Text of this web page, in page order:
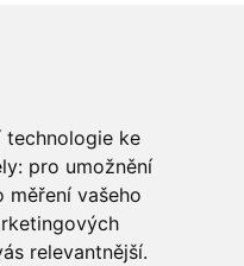
technologie ke
pro umožnění
měření vašeho
relevantnější.